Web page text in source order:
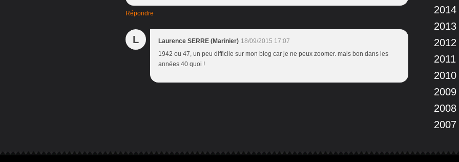
Répondre
L Laurence SERRE (Marinier) 18/09/2015 17:07
1942 ou 47, un peu difficile sur mon blog car je ne peux zoomer. mais bon dans les
années 40 quoi !
2014
2013
2012
2011
2010
2009
2008
2007